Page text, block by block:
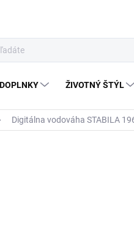
ŽIVOTNÝ ŠTÝL
Digitálna vodováha STABILA